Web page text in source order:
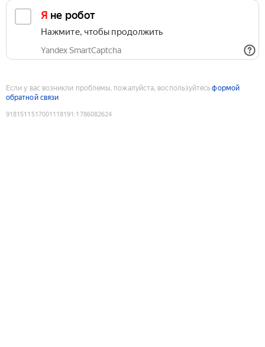
Я не робот
Нажмите, чтобы продолжить
Yandex SmartCaptcha
Если у вас возникли проблемы, пожалуйста, воспользуйтесьформой
обратной связи
9181511517001118191 :1786082624